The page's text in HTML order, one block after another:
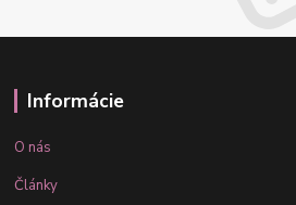
Informácie
O nás
Články